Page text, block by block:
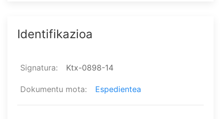
Identifikazioa
Signatura Ktx-0898-14
Dokumentu mota Espedientea